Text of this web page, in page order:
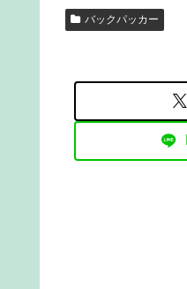
バックパッカー